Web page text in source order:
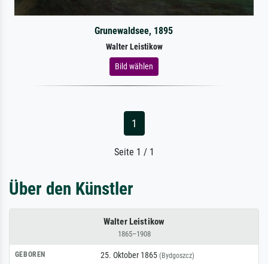
Grunewaldsee, 1895
Walter Leistikow
Bild wählen
1
Seite 1 / 1
Über den Künstler
Walter Leistikow
1865–1908
GEBOREN 25. Oktober 1865 (Bydgoszcz)